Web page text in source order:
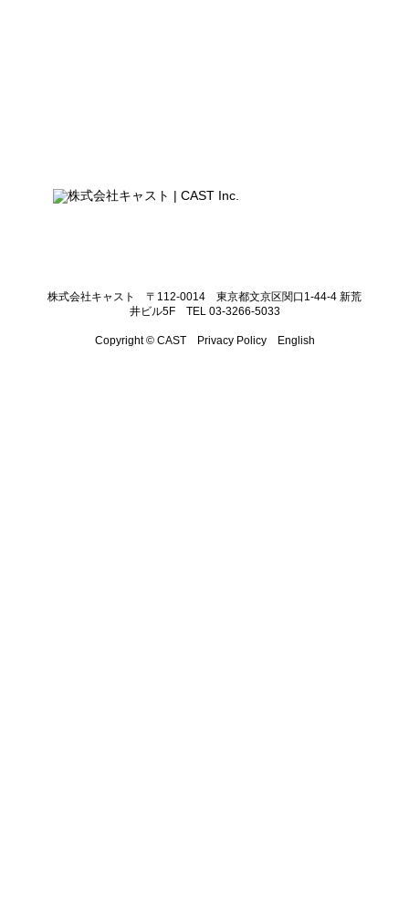
株式会社キャスト 〒112-0014 東京都文京区関口1-44-4 新荒
井ビル5F TEL 03-3266-5033
Copyright © CAST Privacy Policy English